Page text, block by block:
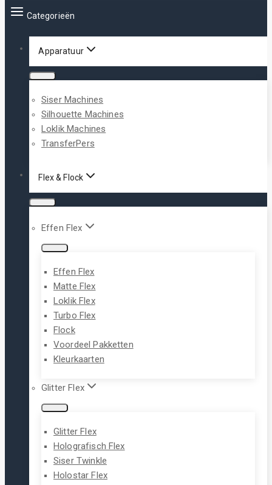
Categorieën
Apparatuur
Siser Machines
Silhouette Machines
Loklik Machines
TransferPers
Flex & Flock
Effen Flex
Effen Flex
Matte Flex
Loklik Flex
Turbo Flex
Flock
Voordeel Pakketten
Kleurkaarten
Glitter Flex
Glitter Flex
Holografisch Flex
Siser Twinkle
Holostar Flex